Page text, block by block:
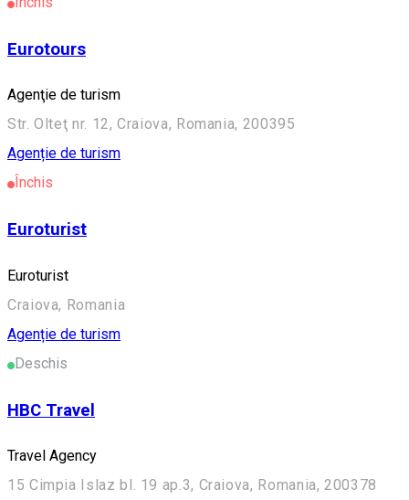
Eurotours
Agenţie de turism
Str. Olteţ nr. 12, Craiova, Romania, 200395
Agenție de turism
Închis
Euroturist
Euroturist
Craiova, Romania
Agenție de turism
Deschis
HBC Travel
Travel Agency
15 Cimpia Islaz bl. 19 ap.3, Craiova, Romania, 200378